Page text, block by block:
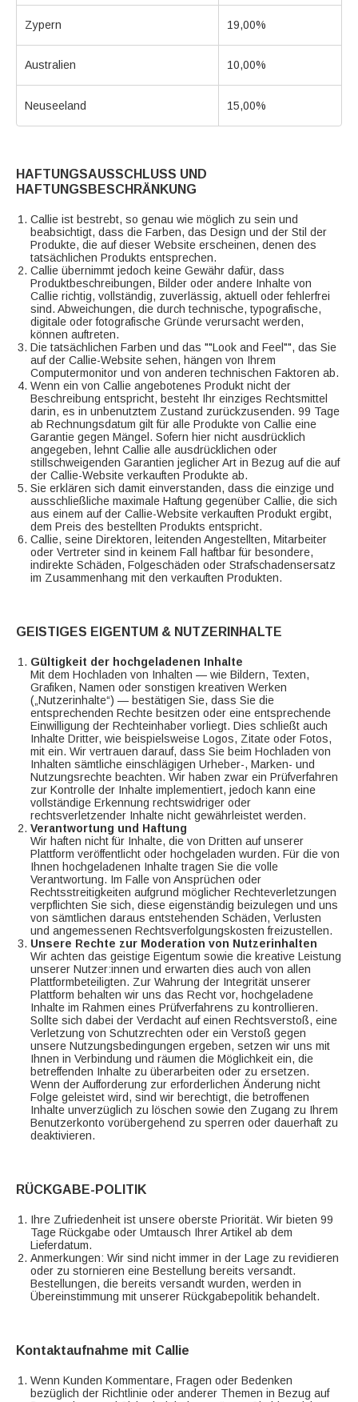
Zypern 19,00%
Australien 10,00%
Neuseeland 15,00%
HAFTUNGSAUSSCHLUSS UND
HAFTUNGSBESCHRÄNKUNG
Callie ist bestrebt, so genau wie möglich zu sein und
beabsichtigt, dass die Farben, das Design und der Stil der
Produkte, die auf dieser Website erscheinen, denen des
tatsächlichen Produkts entsprechen.
Callie übernimmt jedoch keine Gewähr dafür, dass
Produktbeschreibungen, Bilder oder andere Inhalte von
Callie richtig, vollständig, zuverlässig, aktuell oder fehlerfrei
sind. Abweichungen, die durch technische, typografische,
digitale oder fotografische Gründe verursacht werden,
können auftreten.
Die tatsächlichen Farben und das ""Look and Feel"", das Sie
auf der Callie-Website sehen, hängen von Ihrem
Computermonitor und von anderen technischen Faktoren ab.
Wenn ein von Callie angebotenes Produkt nicht der
Beschreibung entspricht, besteht Ihr einziges Rechtsmittel
darin, es in unbenutztem Zustand zurückzusenden. 99 Tage
ab Rechnungsdatum gilt für alle Produkte von Callie eine
Garantie gegen Mängel. Sofern hier nicht ausdrücklich
angegeben, lehnt Callie alle ausdrücklichen oder
stillschweigenden Garantien jeglicher Art in Bezug auf die auf
der Callie-Website verkauften Produkte ab.
Sie erklären sich damit einverstanden, dass die einzige und
ausschließliche maximale Haftung gegenüber Callie, die sich
aus einem auf der Callie-Website verkauften Produkt ergibt,
dem Preis des bestellten Produkts entspricht.
Callie, seine Direktoren, leitenden Angestellten, Mitarbeiter
oder Vertreter sind in keinem Fall haftbar für besondere,
indirekte Schäden, Folgeschäden oder Strafschadensersatz
im Zusammenhang mit den verkauften Produkten.
GEISTIGES EIGENTUM & NUTZERINHALTE
Gültigkeit der hochgeladenen Inhalte
Mit dem Hochladen von Inhalten — wie Bildern, Texten,
Grafiken, Namen oder sonstigen kreativen Werken
(„Nutzerinhalte“) — bestätigen Sie, dass Sie die
entsprechenden Rechte besitzen oder eine entsprechende
Einwilligung der Rechteinhaber vorliegt. Dies schließt auch
Inhalte Dritter, wie beispielsweise Logos, Zitate oder Fotos,
mit ein. Wir vertrauen darauf, dass Sie beim Hochladen von
Inhalten sämtliche einschlägigen Urheber-, Marken- und
Nutzungsrechte beachten. Wir haben zwar ein Prüfverfahren
zur Kontrolle der Inhalte implementiert, jedoch kann eine
vollständige Erkennung rechtswidriger oder
rechtsverletzender Inhalte nicht gewährleistet werden.
Verantwortung und Haftung
Wir haften nicht für Inhalte, die von Dritten auf unserer
Plattform veröffentlicht oder hochgeladen wurden. Für die von
Ihnen hochgeladenen Inhalte tragen Sie die volle
Verantwortung. Im Falle von Ansprüchen oder
Rechtsstreitigkeiten aufgrund möglicher Rechteverletzungen
verpflichten Sie sich, diese eigenständig beizulegen und uns
von sämtlichen daraus entstehenden Schäden, Verlusten
und angemessenen Rechtsverfolgungskosten freizustellen.
Unsere Rechte zur Moderation von Nutzerinhalten
Wir achten das geistige Eigentum sowie die kreative Leistung
unserer Nutzer:innen und erwarten dies auch von allen
Plattformbeteiligten. Zur Wahrung der Integrität unserer
Plattform behalten wir uns das Recht vor, hochgeladene
Inhalte im Rahmen eines Prüfverfahrens zu kontrollieren.
Sollte sich dabei der Verdacht auf einen Rechtsverstoß, eine
Verletzung von Schutzrechten oder ein Verstoß gegen
unsere Nutzungsbedingungen ergeben, setzen wir uns mit
Ihnen in Verbindung und räumen die Möglichkeit ein, die
betreffenden Inhalte zu überarbeiten oder zu ersetzen.
Wenn der Aufforderung zur erforderlichen Änderung nicht
Folge geleistet wird, sind wir berechtigt, die betroffenen
Inhalte unverzüglich zu löschen sowie den Zugang zu Ihrem
Benutzerkonto vorübergehend zu sperren oder dauerhaft zu
deaktivieren.
RÜCKGABE-POLITIK
Ihre Zufriedenheit ist unsere oberste Priorität. Wir bieten 99
Tage Rückgabe oder Umtausch Ihrer Artikel ab dem
Lieferdatum.
Anmerkungen: Wir sind nicht immer in der Lage zu revidieren
oder zu stornieren eine Bestellung bereits versandt.
Bestellungen, die bereits versandt wurden, werden in
Übereinstimmung mit unserer Rückgabepolitik behandelt.
Kontaktaufnahme mit Callie
Wenn Kunden Kommentare, Fragen oder Bedenken
bezüglich der Richtlinie oder anderer Themen in Bezug auf